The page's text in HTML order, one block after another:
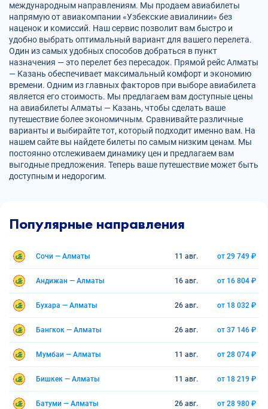
международным направлениям. Мы продаем авиабилеты
напрямую от авиакомпании «Узбекские авиалинии» без
наценок и комиссий. Наш сервис позволит вам быстро и
удобно выбрать оптимальный вариант для вашего перелета.
Один из самых удобных способов добраться в пункт
назначения — это перелет без пересадок. Прямой рейс Алматы
— Казань обеспечивает максимальный комфорт и экономию
времени. Одним из главных факторов при выборе авиабилета
является его стоимость. Мы предлагаем вам доступные цены
на авиабилеты Алматы — Казань, чтобы сделать ваше
путешествие более экономичным. Сравнивайте различные
варианты и выбирайте тот, который подходит именно вам. На
нашем сайте вы найдете билеты по самым низким ценам. Мы
постоянно отслеживаем динамику цен и предлагаем вам
выгодные предложения. Теперь ваше путешествие может быть
доступным и недорогим.
Популярные направления
Сочи — Алматы 11 авг. от 29 749 ₽
Андижан — Алматы 16 авг. от 16 804 ₽
Бухара — Алматы 26 авг. от 18 032 ₽
Бангкок — Алматы 26 авг. от 37 146 ₽
Мумбаи — Алматы 11 авг. от 28 074 ₽
Бишкек — Алматы 11 авг. от 18 219 ₽
Батуми — Алматы 26 авг. от 28 980 ₽